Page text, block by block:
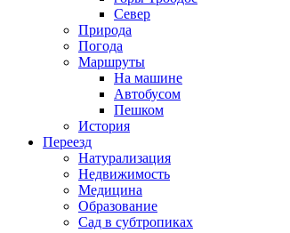
Север
Природа
Погода
Маршруты
На машине
Автобусом
Пешком
История
Переезд
Натурализация
Недвижимость
Медицина
Образование
Сад в субтропиках